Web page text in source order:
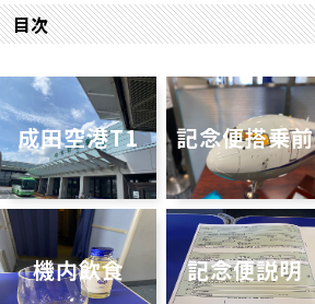
目次
成田空港T1 記念便搭乗前
機内飲食 記念便説明